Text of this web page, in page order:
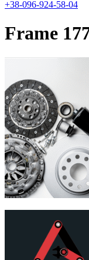
+38-096-924-58-04
Frame